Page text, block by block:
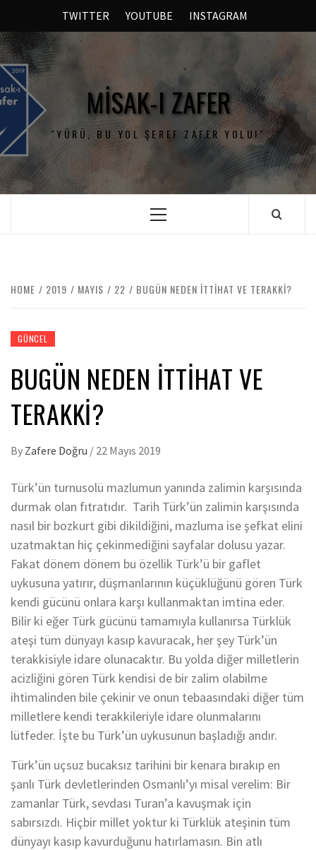
TWITTER YOUTUBE INSTAGRAM
MISAK-I ZAFER
"YÜRÜ, BU YOL ŞEREF ZAFER YOLU!"
HOME 2019 MAYIS 22 BUGÜN NEDEN İTTİHAT VE TERAKKİ?
GÜNCEL
BUGÜN NEDEN İTTİHAT VE
TERAKKİ?
By Zafere Doğru / 22 Mayıs 2019
Türk’ün turnusolü mazlumun yanında zalimin karşısında
durmak olan fıtratıdır. Tarih Türk’ün zalimin karşısında
nasıl bir bozkurt gibi dikildiğini, mazluma ise şefkat elini
uzatmaktan hiç çekinmediğini sayfalar dolusu yazar.
Fakat dönem dönem bu özellik Türk’ü bir gaflet
uykusuna yatırır, düşmanlarının küçüklüğünü gören Türk
kendi gücünü onlara karşı kullanmaktan imtina eder.
Bilir ki eğer Türk gücünü tamamıyla kullanırsa Türklük
ateşi tüm dünyayı kasıp kavuracak, her şey Türk’ün
terakkisiyle idare olunacaktır. Bu yolda diğer milletlerin
acizliğini gören Türk kendisi de bir zalim olabilme
ihtimalinden bile çekinir ve onun tebaasındaki diğer tüm
milletlere kendi terakkileriyle idare olunmalarını
lütfeder. İşte bu Türk’ün uykusunun başladığı andır.
Türk’ün uçsuz bucaksız tarihini bir kenara bırakıp en
şanlı Türk devletlerinden Osmanlı’yı misal verelim: Bir
zamanlar Türk, sevdası Turan’a kavuşmak için
sabırsızdı. Hiçbir millet yoktur ki Türklük ateşinin tüm
dünyayı kasıp kavurduğunu hatırlamasın. Bin atlı